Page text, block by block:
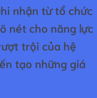
nhận từ tổ chức
nét cho năng lực
trội của hệ
tạo những giá